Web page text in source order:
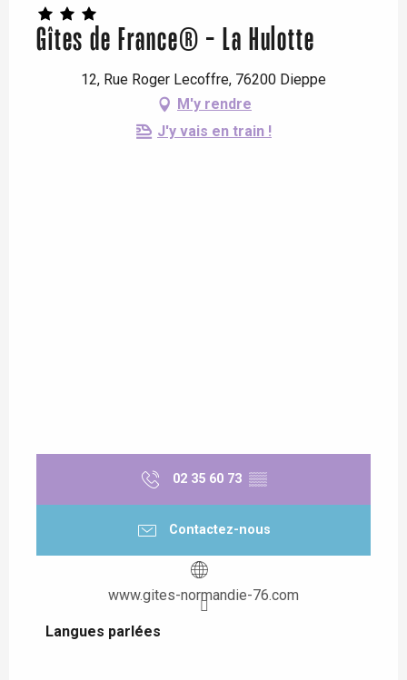
Gîtes de France® - La Hulotte
12, Rue Roger Lecoffre, 76200 Dieppe
M'y rendre
J'y vais en train !
02 35 60 73 ▒▒
Contactez-nous
www.gites-normandie-76.com
Langues parlées
Langues parlées